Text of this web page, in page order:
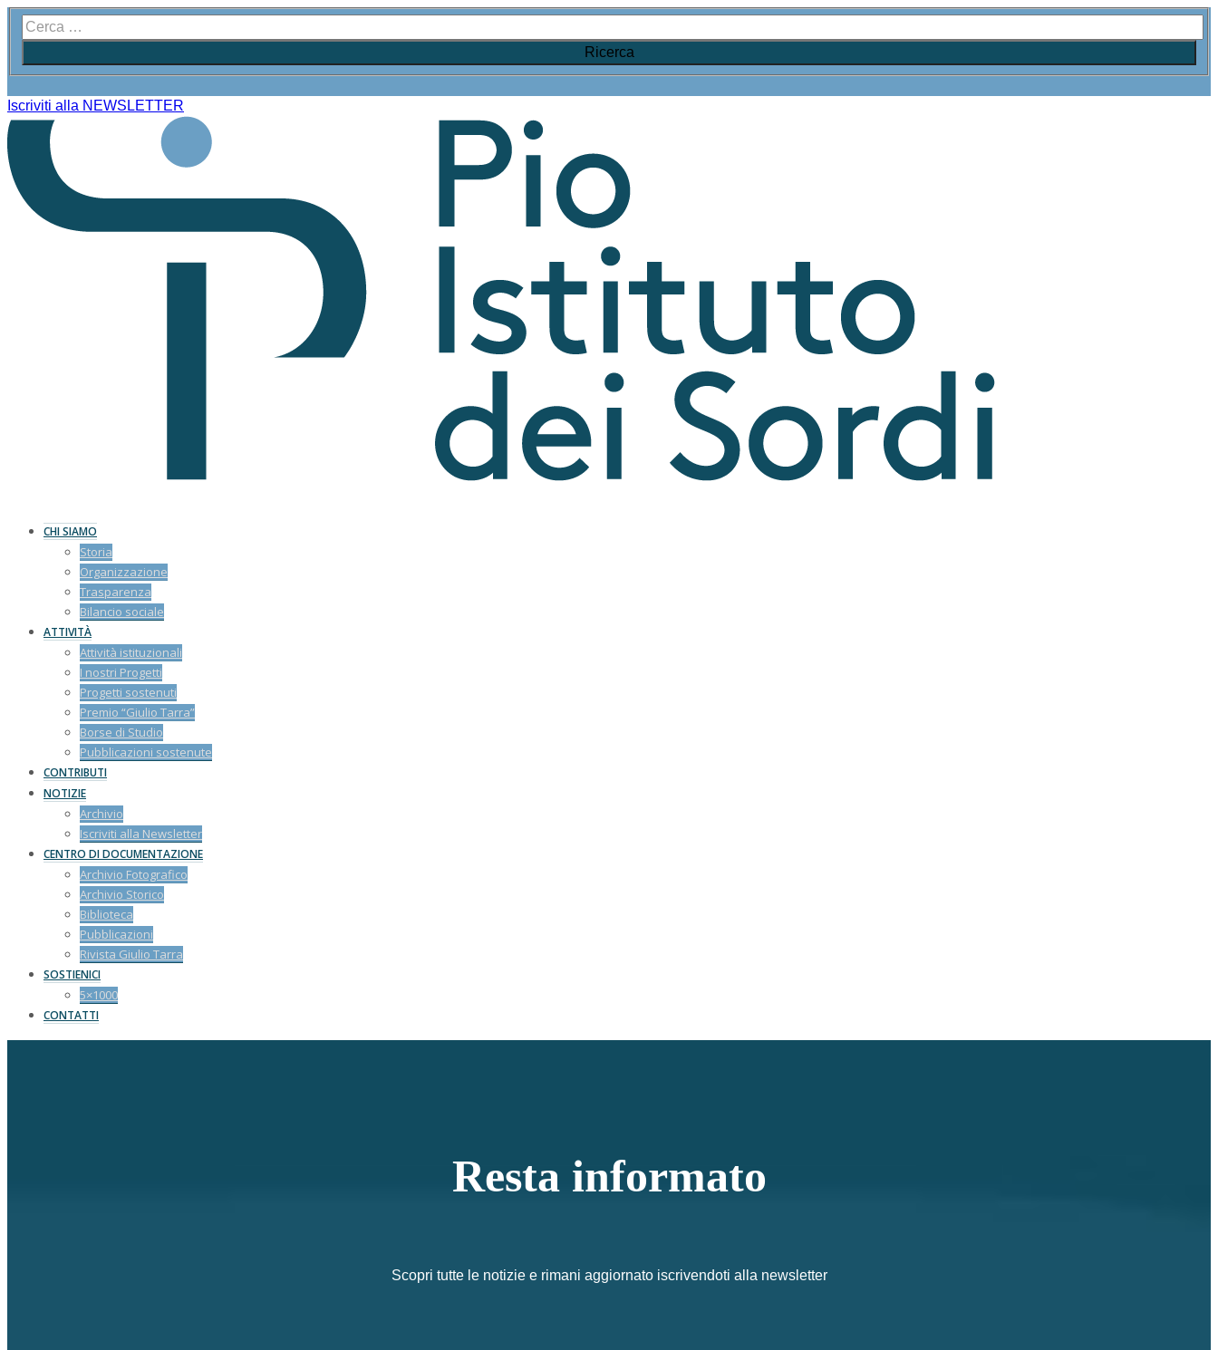
Iscriviti alla NEWSLETTER
CHI SIAMO
Storia
Organizzazione
Trasparenza
Bilancio sociale
ATTIVITÀ
Attività istituzionali
I nostri Progetti
Progetti sostenuti
Premio “Giulio Tarra”
Borse di Studio
Pubblicazioni sostenute
CONTRIBUTI
NOTIZIE
Archivio
Iscriviti alla Newsletter
CENTRO DI DOCUMENTAZIONE
Archivio Fotografico
Archivio Storico
Biblioteca
Pubblicazioni
Rivista Giulio Tarra
SOSTIENICI
5×1000
CONTATTI
Resta informato
Scopri tutte le notizie e rimani aggiornato iscrivendoti alla newsletter